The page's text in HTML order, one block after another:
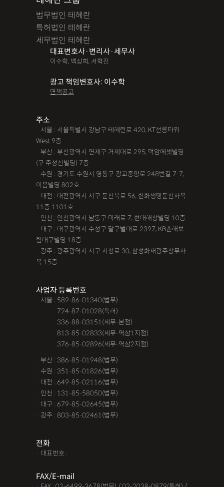
법무법인 테헤란
특허법인 테헤란
세무법인 테헤란
대표변호사·변리사·세무사
이수학, 백상희, 서혁진
광고 책임변호사: 이수학
면책공고
주소
· 서울 : 서울특별시 강남구 테헤란로 420, KT선릉타워
West 9층
· 부산 : 부산광역시 연제구 거제대로 295, 덕암에셋빌딩
(구 주성산빌딩) 7층
· 수원 : 경기도 수원시 영통구 광교중앙로 248번길 7-7,
이음빌딩 802호
· 대전 : 대전광역시 서구 둔산북로 56, 한화생명둔산사옥
11층 1101호
· 인천 : 인천광역시 남동구 미래로 7, 현대해상빌딩 10층
· 대구 : 대구광역시 수성구 달구벌대로 2397, KB손해보
험대구빌딩 18층
· 광주 : 광주광역시 서구 시청로 30, 삼성화재광주상무사
옥 15층
사업자 등록번호
· 서울 : 589-86-01340(법무)
724-87-01028(특허)
336-88-03151(세무-본점)
813-85-02833(세무-역삼1지점)
376-85-02896(세무-역삼2지점)
· 부산 : 386-85-01948(법무)
· 수원 : 351-85-01826(법무)
· 대전 : 649-85-02116(법무)
· 인천 : 131-85-58050(법무)
· 대구 : 679-85-02645(법무)
· 광주 : 803-85-02461(법무)
전화
· 대표번호 :
FAX/E-mail